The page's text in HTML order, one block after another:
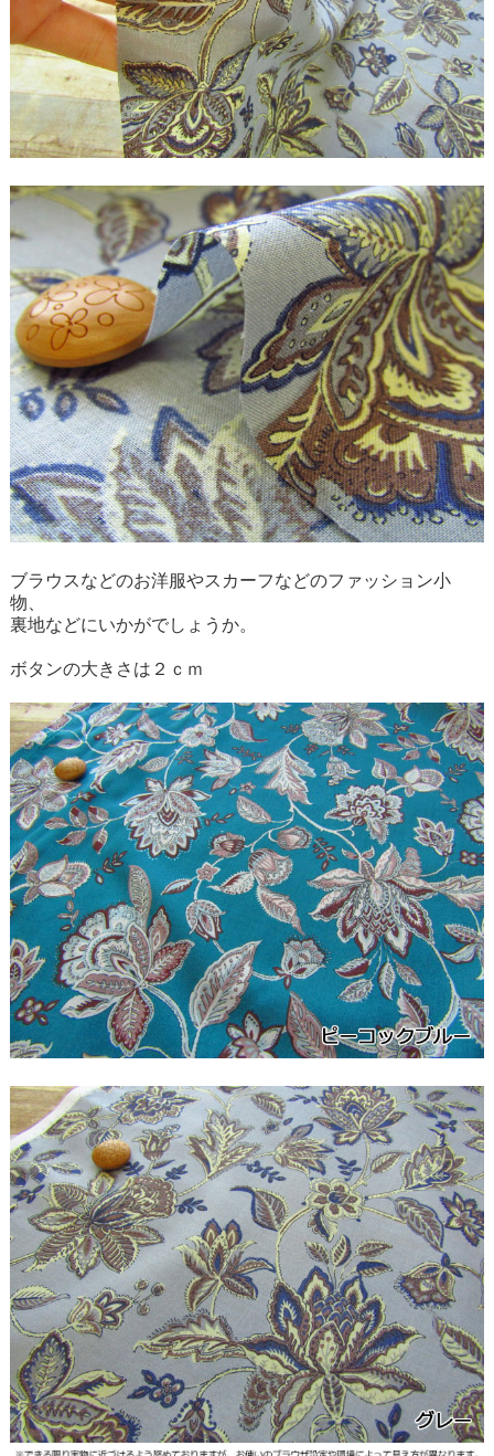
ブラウスなどのお洋服やスカーフなどのファッション小
物、
裏地などにいかがでしょうか。
ボタンの大きさは２ｃｍ